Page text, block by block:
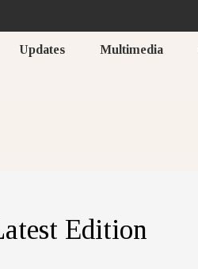
Updates Multimedia
Edition